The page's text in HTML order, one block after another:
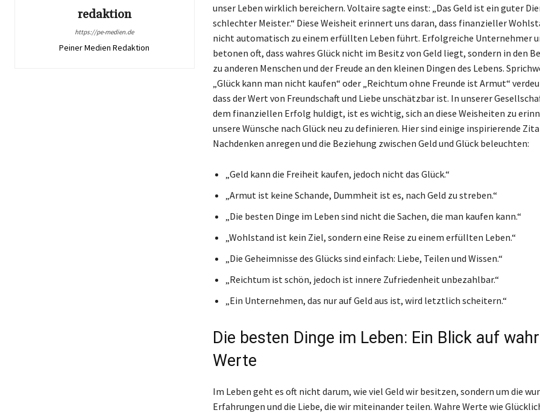
redaktion
https://pe-medien.de
Peiner Medien Redaktion
unser Leben wirklich bereichern. Voltaire sagte einst: „Das Geld ist ein guter
schlechter Meister.“ Diese Weisheit erinnert uns daran, dass finanzieller
nicht automatisch zu einem erfüllten Leben führt. Erfolgreiche Unternehmer
betonen oft, dass wahres Glück nicht im Besitz von Geld liegt, sondern in den
zu anderen Menschen und der Freude an den kleinen Dingen des Lebens.
„Glück kann man nicht kaufen“ oder „Reichtum ohne Freunde ist Armut“
dass der Wert von Freundschaft und Liebe unschätzbar ist. In unserer
dem finanziellen Erfolg huldigt, ist es wichtig, sich an diese Weisheiten zu
unsere Wünsche nach Glück neu zu definieren. Hier sind einige inspirierende
Nachdenken anregen und die Beziehung zwischen Geld und Glück beleuchten:
„Geld kann die Freiheit kaufen, jedoch nicht das Glück.“
„Armut ist keine Schande, Dummheit ist es, nach Geld zu streben.“
„Die besten Dinge im Leben sind nicht die Sachen, die man kaufen kann.“
„Wohlstand ist kein Ziel, sondern eine Reise zu einem erfüllten Leben.“
„Die Geheimnisse des Glücks sind einfach: Liebe, Teilen und Wissen.“
„Reichtum ist schön, jedoch ist innere Zufriedenheit unbezahlbar.“
„Ein Unternehmen, das nur auf Geld aus ist, wird letztlich scheitern.“
Die besten Dinge im Leben: Ein Blick auf
Werte
Im Leben geht es oft nicht darum, wie viel Geld wir besitzen, sondern um die
Erfahrungen und die Liebe, die wir miteinander teilen. Wahre Werte wie